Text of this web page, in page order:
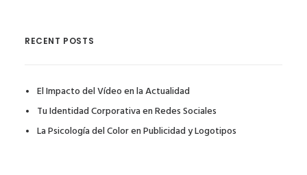
RECENT POSTS
El Impacto del Vídeo en la Actualidad
Tu Identidad Corporativa en Redes Sociales
La Psicología del Color en Publicidad y Logotipos